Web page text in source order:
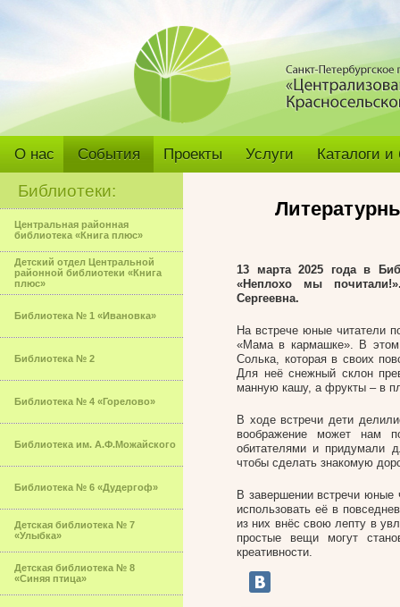
О нас События Проекты Услуги Каталоги
Библиотеки:
Центральная районная
библиотека «Книга плюс»
Детский отдел Центральной
районной библиотеки «Книга
плюс»
Библиотека № 1 «Ивановка»
Библиотека № 2
Библиотека № 4 «Горелово»
Библиотека им. А.Ф.Можайского
Библиотека № 6 «Дудергоф»
Детская библиотека № 7
«Улыбка»
Детская библиотека № 8
«Синяя птица»
13 марта 2025 года в
«Неплохо мы почитали!»
Сергеевна.
На встрече юные читатели
«Мама в кармашке». В этом
Солька, которая в своих
Для неё снежный склон
манную кашу, а фрукты – в
В ходе встречи дети
воображение может нам
обитателями и придумали
чтобы сделать знакомую
В завершении встречи юные
использовать её в
из них внёс свою лепту в
простые вещи могут
креативности.